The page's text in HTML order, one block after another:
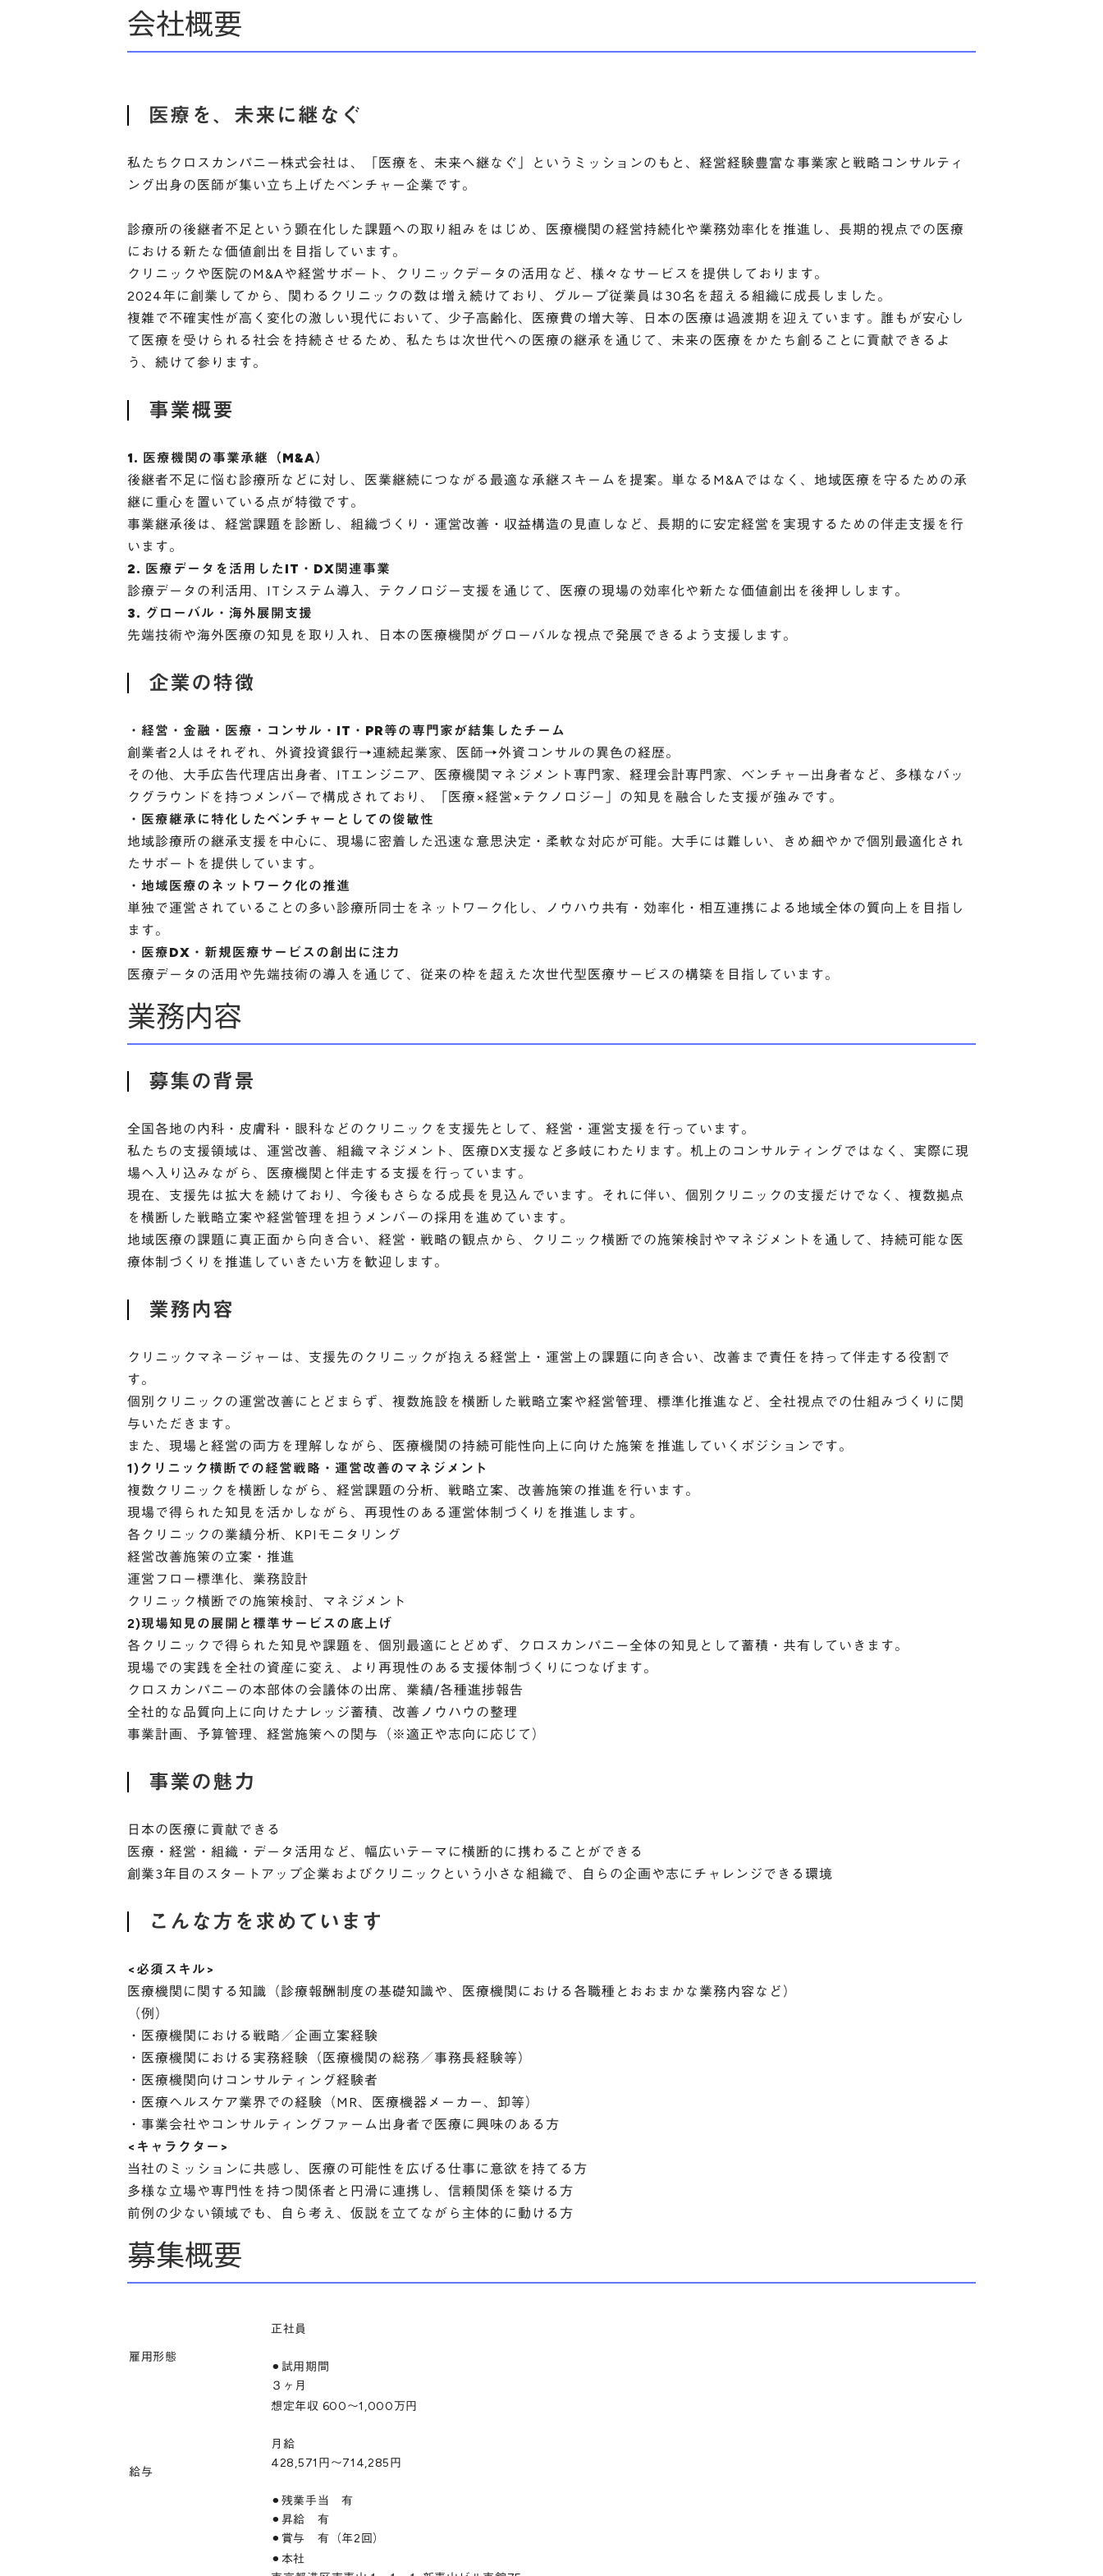
会社概要
医療を、未来に継なぐ
私たちクロスカンパニー株式会社は、「医療を、未来へ継なぐ」というミッションのもと、経営経験豊富な事業家と戦略コンサルティ
ング出身の医師が集い立ち上げたベンチャー企業です。
診療所の後継者不足という顕在化した課題への取り組みをはじめ、医療機関の経営持続化や業務効率化を推進し、長期的視点での医療
における新たな価値創出を目指しています。
クリニックや医院のM&Aや経営サポート、クリニックデータの活用など、様々なサービスを提供しております。
2024年に創業してから、関わるクリニックの数は増え続けており、グループ従業員は30名を超える組織に成長しました。
複雑で不確実性が高く変化の激しい現代において、少子高齢化、医療費の増大等、日本の医療は過渡期を迎えています。誰もが安心し
て医療を受けられる社会を持続させるため、私たちは次世代への医療の継承を通じて、未来の医療をかたち創ることに貢献できるよ
う、続けて参ります。
事業概要
1. 医療機関の事業承継（M&A）
後継者不足に悩む診療所などに対し、医業継続につながる最適な承継スキームを提案。単なるM&Aではなく、地域医療を守るための承
継に重心を置いている点が特徴です。
事業継承後は、経営課題を診断し、組織づくり・運営改善・収益構造の見直しなど、長期的に安定経営を実現するための伴走支援を行
います。
2. 医療データを活用したIT・DX関連事業
診療データの利活用、ITシステム導入、テクノロジー支援を通じて、医療の現場の効率化や新たな価値創出を後押しします。
3. グローバル・海外展開支援
先端技術や海外医療の知見を取り入れ、日本の医療機関がグローバルな視点で発展できるよう支援します。
企業の特徴
・経営・金融・医療・コンサル・IT・PR等の専門家が結集したチーム
創業者2人はそれぞれ、外資投資銀行→連続起業家、医師→外資コンサルの異色の経歴。
その他、大手広告代理店出身者、ITエンジニア、医療機関マネジメント専門家、経理会計専門家、ベンチャー出身者など、多様なバッ
クグラウンドを持つメンバーで構成されており、「医療×経営×テクノロジー」の知見を融合した支援が強みです。
・医療継承に特化したベンチャーとしての俊敏性
地域診療所の継承支援を中心に、現場に密着した迅速な意思決定・柔軟な対応が可能。大手には難しい、きめ細やかで個別最適化され
たサポートを提供しています。
・地域医療のネットワーク化の推進
単独で運営されていることの多い診療所同士をネットワーク化し、ノウハウ共有・効率化・相互連携による地域全体の質向上を目指し
ます。
・医療DX・新規医療サービスの創出に注力
医療データの活用や先端技術の導入を通じて、従来の枠を超えた次世代型医療サービスの構築を目指しています。
業務内容
募集の背景
全国各地の内科・皮膚科・眼科などのクリニックを支援先として、経営・運営支援を行っています。
私たちの支援領域は、運営改善、組織マネジメント、医療DX支援など多岐にわたります。机上のコンサルティングではなく、実際に現
場へ入り込みながら、医療機関と伴走する支援を行っています。
現在、支援先は拡大を続けており、今後もさらなる成長を見込んでいます。それに伴い、個別クリニックの支援だけでなく、複数拠点
を横断した戦略立案や経営管理を担うメンバーの採用を進めています。
地域医療の課題に真正面から向き合い、経営・戦略の観点から、クリニック横断での施策検討やマネジメントを通して、持続可能な医
療体制づくりを推進していきたい方を歓迎します。
業務内容
クリニックマネージャーは、支援先のクリニックが抱える経営上・運営上の課題に向き合い、改善まで責任を持って伴走する役割で
す。
個別クリニックの運営改善にとどまらず、複数施設を横断した戦略立案や経営管理、標準化推進など、全社視点での仕組みづくりに関
与いただきます。
また、現場と経営の両方を理解しながら、医療機関の持続可能性向上に向けた施策を推進していくポジションです。
1)クリニック横断での経営戦略・運営改善のマネジメント
複数クリニックを横断しながら、経営課題の分析、戦略立案、改善施策の推進を行います。
現場で得られた知見を活かしながら、再現性のある運営体制づくりを推進します。
各クリニックの業績分析、KPIモニタリング
経営改善施策の立案・推進
運営フロー標準化、業務設計
クリニック横断での施策検討、マネジメント
2)現場知見の展開と標準サービスの底上げ
各クリニックで得られた知見や課題を、個別最適にとどめず、クロスカンパニー全体の知見として蓄積・共有していきます。
現場での実践を全社の資産に変え、より再現性のある支援体制づくりにつなげます。
クロスカンパニーの本部体の会議体の出席、業績/各種進捗報告
全社的な品質向上に向けたナレッジ蓄積、改善ノウハウの整理
事業計画、予算管理、経営施策への関与（※適正や志向に応じて）
事業の魅力
日本の医療に貢献できる
医療・経営・組織・データ活用など、幅広いテーマに横断的に携わることができる
創業3年目のスタートアップ企業およびクリニックという小さな組織で、自らの企画や志にチャレンジできる環境
こんな方を求めています
<必須スキル>
医療機関に関する知識（診療報酬制度の基礎知識や、医療機関における各職種とおおまかな業務内容など）
（例）
・医療機関における戦略／企画立案経験
・医療機関における実務経験（医療機関の総務／事務長経験等）
・医療機関向けコンサルティング経験者
・医療ヘルスケア業界での経験（MR、医療機器メーカー、卸等）
・事業会社やコンサルティングファーム出身者で医療に興味のある方
<キャラクター>
当社のミッションに共感し、医療の可能性を広げる仕事に意欲を持てる方
多様な立場や専門性を持つ関係者と円滑に連携し、信頼関係を築ける方
前例の少ない領域でも、自ら考え、仮説を立てながら主体的に動ける方
募集概要
雇用形態
正社員
⚫︎試用期間
３ヶ月
給与
想定年収 600〜1,000万円
月給
428,571円～714,285円
⚫︎残業手当 有
⚫︎昇給 有
⚫︎賞与 有（年2回）
⚫︎本社